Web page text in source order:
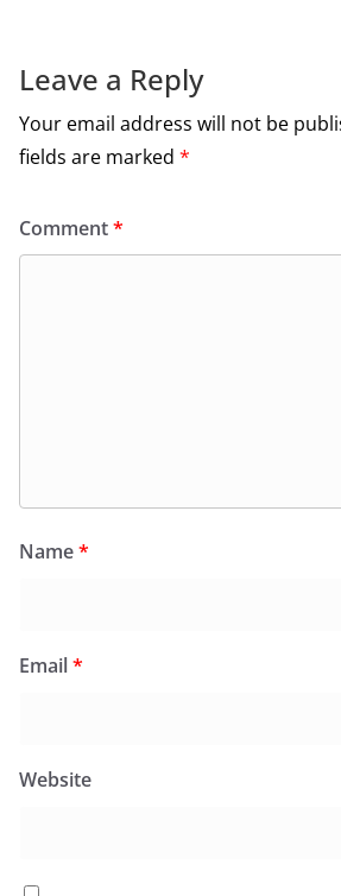
k
Leave a Reply
Your email address will not be
fields are marked *
Comment*
Name*
Email*
Website